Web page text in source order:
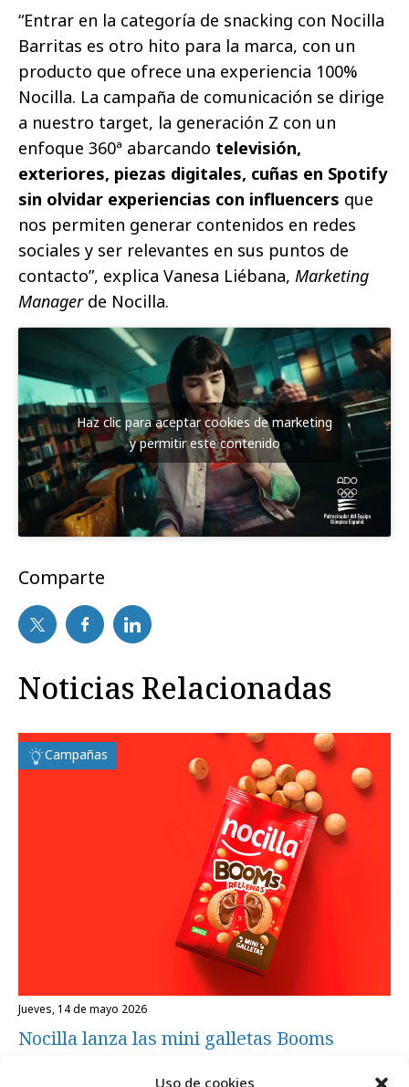
Uso de cookies
“Entrar en la categoría de snacking con Nocilla
Barritas es otro hito para la marca, con un
producto que ofrece una experiencia 100%
Nocilla. La campaña de comunicación se dirige
a nuestro target, la generación Z con un
enfoque 360ª abarcando televisión,
exteriores, piezas digitales, cuñas en Spotify
sin olvidar experiencias con influencers que
nos permiten generar contenidos en redes
sociales y ser relevantes en sus puntos de
contacto”, explica Vanesa Liébana, Marketing
Managerde Nocilla.
Haz clic para aceptar cookies de marketing
y permitir este contenido
Comparte
Noticias Relacionadas
Campañas
jueves, 14 de mayo 2026
Nocilla lanza las mini galletas Booms